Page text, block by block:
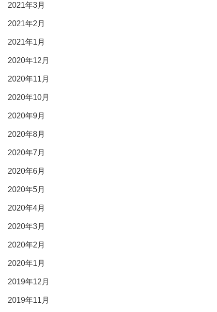
2021年3月
2021年2月
2021年1月
2020年12月
2020年11月
2020年10月
2020年9月
2020年8月
2020年7月
2020年6月
2020年5月
2020年4月
2020年3月
2020年2月
2020年1月
2019年12月
2019年11月